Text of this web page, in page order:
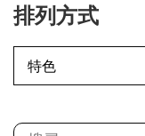
排列方式